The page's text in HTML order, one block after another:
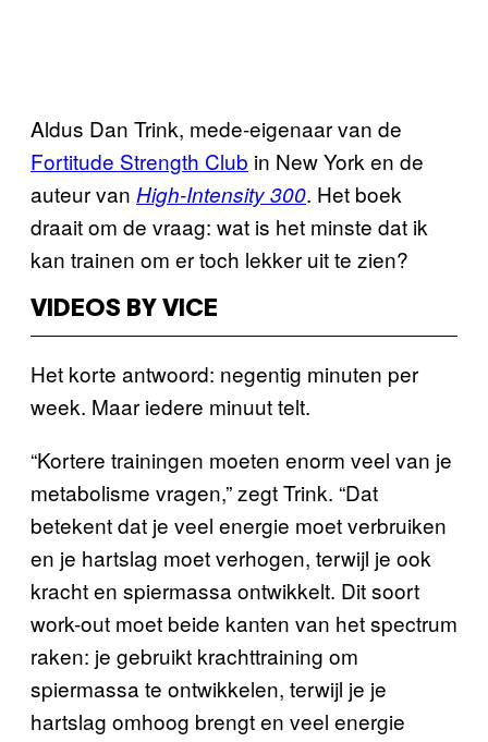
Aldus Dan Trink, mede-eigenaar van de
Fortitude Strength Club in New York en de
auteur van High-Intensity 300. Het boek
draait om de vraag: wat is het minste dat ik
kan trainen om er toch lekker uit te zien?
VIDEOS BY VICE
Het korte antwoord: negentig minuten per
week. Maar iedere minuut telt.
“Kortere trainingen moeten enorm veel van je
metabolisme vragen,” zegt Trink. “Dat
betekent dat je veel energie moet verbruiken
en je hartslag moet verhogen, terwijl je ook
kracht en spiermassa ontwikkelt. Dit soort
work-out moet beide kanten van het spectrum
raken: je gebruikt krachttraining om
spiermassa te ontwikkelen, terwijl je je
hartslag omhoog brengt en veel energie